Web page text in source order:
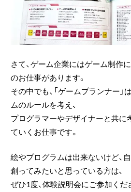
さて、ゲーム企業にはゲーム制作
のお仕事があります。
その中でも、「ゲームプランナー」
ムのルールを考え、
プログラマーやデザイナーと共に
ていくお仕事です。
絵やプログラムは出来ないけど、
創ってみたいと思っている方は、
ぜひ1度、体験説明会にご参加くだ